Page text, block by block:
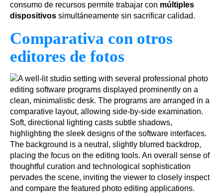
consumo de recursos permite trabajar con múltiples
dispositivos simultáneamente sin sacrificar calidad.
Comparativa con otros
editores de fotos